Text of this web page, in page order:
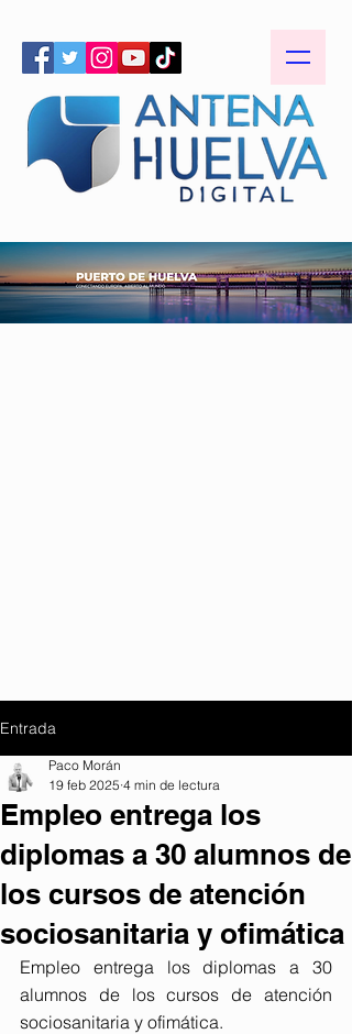
Entrada
Empleo entrega los
diplomas a 30 alumnos de
los cursos de atención
sociosanitaria y ofimática
Paco Morán
19 feb 2025 4 min de lectura
Empleo entrega los diplomas a 30
alumnos de los cursos de atención
sociosanitaria y ofimática.